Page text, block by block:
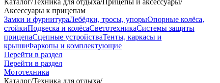
Каталог/Техника для отдыха/Прицепы и аксессуары/
Аксессуары к прицепам
Замки и фурнитураЛебёдки, тросы, упорыОпорные колёса,
стойкиПодвеска и колёсаСветотехникаСистемы защиты
прицепаСцепные устройстваТенты, каркасы и
крышиФаркопы и комплектующие
Перейти в раздел
Перейти в раздел
Мототехника
Каталог/Техника для отдыха/